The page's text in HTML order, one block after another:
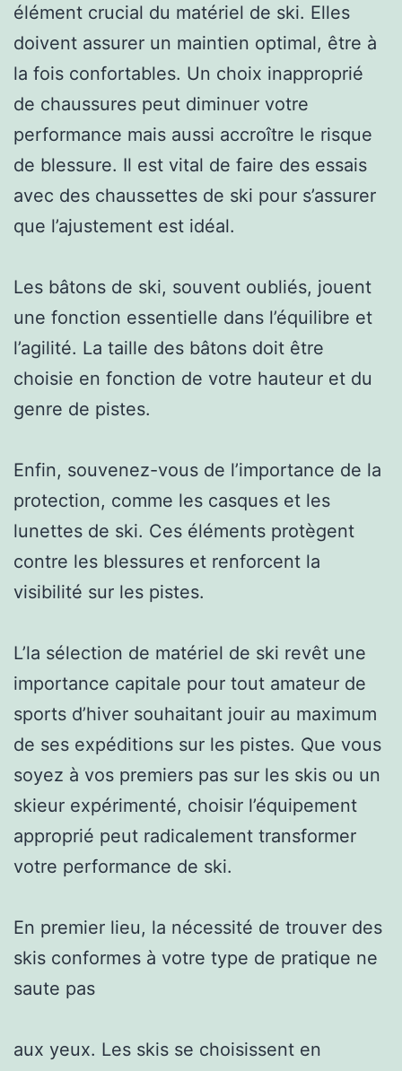
élément crucial du matériel de ski. Elles
doivent assurer un maintien optimal, être à
la fois confortables. Un choix inapproprié
de chaussures peut diminuer votre
performance mais aussi accroître le risque
de blessure. Il est vital de faire des essais
avec des chaussettes de ski pour s’assurer
que l’ajustement est idéal.
Les bâtons de ski, souvent oubliés, jouent
une fonction essentielle dans l’équilibre et
l’agilité. La taille des bâtons doit être
choisie en fonction de votre hauteur et du
genre de pistes.
Enfin, souvenez-vous de l’importance de la
protection, comme les casques et les
lunettes de ski. Ces éléments protègent
contre les blessures et renforcent la
visibilité sur les pistes.
L’la sélection de matériel de ski revêt une
importance capitale pour tout amateur de
sports d’hiver souhaitant jouir au maximum
de ses expéditions sur les pistes. Que vous
soyez à vos premiers pas sur les skis ou un
skieur expérimenté, choisir l’équipement
approprié peut radicalement transformer
votre performance de ski.
En premier lieu, la nécessité de trouver des
skis conformes à votre type de pratique ne
saute pas
aux yeux. Les skis se choisissent en